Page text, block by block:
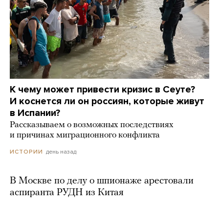
К чему может привести кризис в Сеуте?
И коснется ли он россиян, которые живут
в Испании?
Рассказываем о возможных последствиях
и причинах миграционного конфликта
ИСТОРИИ день назад
В Москве по делу о шпионаже арестовали
аспиранта РУДН из Китая